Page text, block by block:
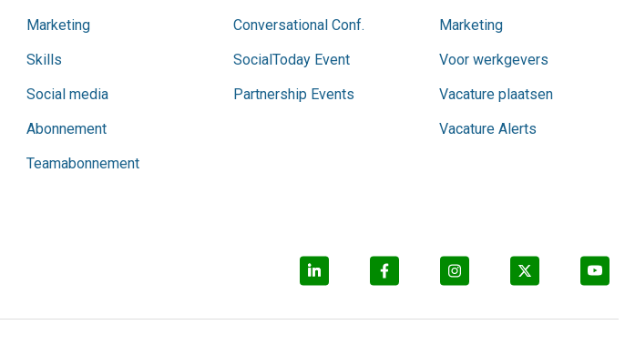
Marketing
Skills
Social media
Abonnement
Teamabonnement
Conversational Conf.
SocialToday Event
Partnership Events
Marketing
Voor werkgevers
Vacature plaatsen
Vacature Alerts